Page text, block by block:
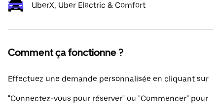
UberX, Uber Electric & Comfort
Comment ça fonctionne ?
Effectuez une demande personnalisée en cliquant sur
"Connectez-vous pour réserver" ou "Commencer" pour